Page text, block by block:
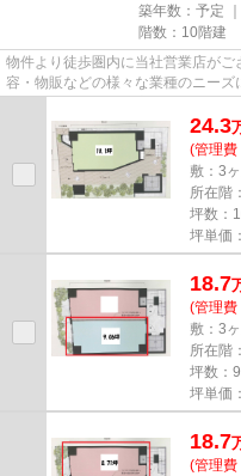
築年数：予定
階数：10階建
物件より徒歩圏内に当社営業店が
容・物販などの様々な業種のニーズ
尚、弊社ではおとり広告は一切...
24.3
(管理
敷：3
所在階
坪数：
坪単価：
18.7
(管理
敷：3
所在階
坪数：
坪単価：
18.7
(管理